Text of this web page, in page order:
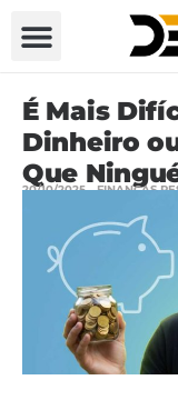
É Mais
Dinheiro
Que
20/10/2025 FINANÇAS